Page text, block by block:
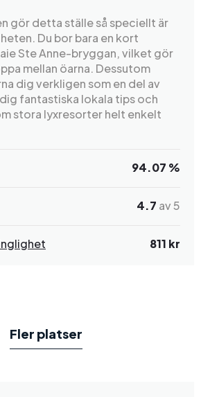
gör detta ställe så speciellt är
Du bor bara en kort
Ste Anne-bryggan, vilket gör
mellan öarna. Dessutom
dig verkligen som en del av
fantastiska lokala tips och
stora lyxresorter helt enkelt
94.07 %
4.7 av 5
811 kr
Fler platser